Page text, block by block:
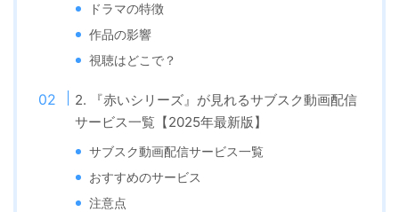
ドラマの特徴
作品の影響
視聴はどこで？
2. 『赤いシリーズ』が見れるサブスク動画配信
サービス一覧【2025年最新版】
サブスク動画配信サービス一覧
おすすめのサービス
注意点